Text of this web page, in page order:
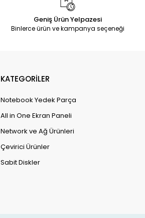
Geniş Ürün Yelpazesi
Binlerce ürün ve kampanya seçeneği
KATEGORİLER
Notebook Yedek Parça
All in One Ekran Paneli
Network ve Ağ Ürünleri
Çevirici Ürünler
Sabit Diskler